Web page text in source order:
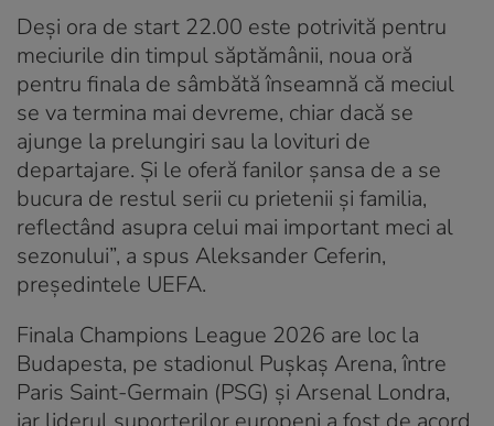
Deși ora de start 22.00 este potrivită pentru
meciurile din timpul săptămânii, noua oră
pentru finala de sâmbătă înseamnă că meciul
se va termina mai devreme, chiar dacă se
ajunge la prelungiri sau la lovituri de
departajare. Și le oferă fanilor șansa de a se
bucura de restul serii cu prietenii și familia,
reflectând asupra celui mai important meci al
sezonului”, a spus Aleksander Ceferin,
președintele UEFA.
Finala Champions League 2026 are loc la
Budapesta, pe stadionul Pușkaș Arena, între
Paris Saint-Germain (PSG) și Arsenal Londra,